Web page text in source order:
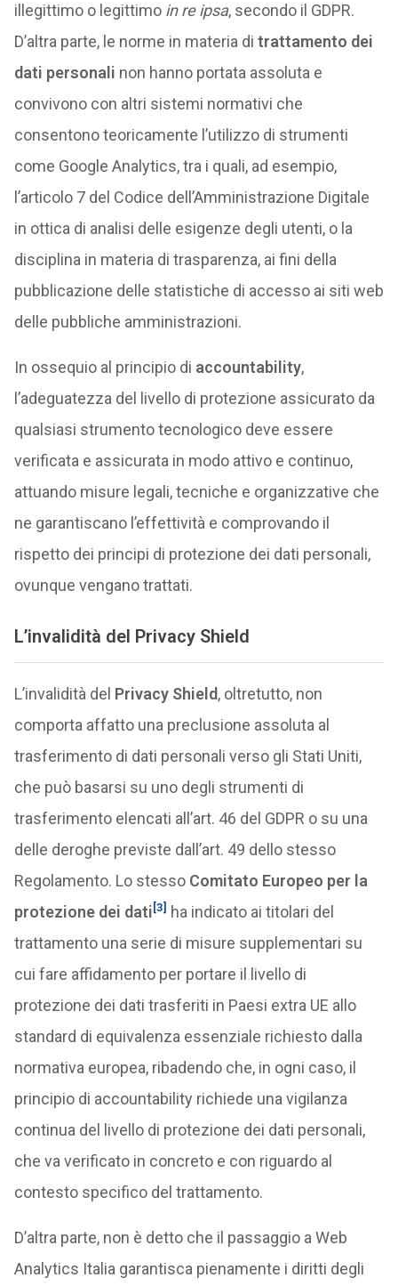
illegittimo o legittimo in re ipsa, secondo il GDPR.
D’altra parte, le norme in materia di trattamento dei
dati personali non hanno portata assoluta e
convivono con altri sistemi normativi che
consentono teoricamente l’utilizzo di strumenti
come Google Analytics, tra i quali, ad esempio,
l’articolo 7 del Codice dell’Amministrazione Digitale
in ottica di analisi delle esigenze degli utenti, o la
disciplina in materia di trasparenza, ai fini della
pubblicazione delle statistiche di accesso ai siti web
delle pubbliche amministrazioni.
In ossequio al principio di accountability,
l’adeguatezza del livello di protezione assicurato da
qualsiasi strumento tecnologico deve essere
verificata e assicurata in modo attivo e continuo,
attuando misure legali, tecniche e organizzative che
ne garantiscano l’effettività e comprovando il
rispetto dei principi di protezione dei dati personali,
ovunque vengano trattati.
L’invalidità del Privacy Shield
L’invalidità del Privacy Shield, oltretutto, non
comporta affatto una preclusione assoluta al
trasferimento di dati personali verso gli Stati Uniti,
che può basarsi su uno degli strumenti di
trasferimento elencati all’art. 46 del GDPR o su una
delle deroghe previste dall’art. 49 dello stesso
Regolamento. Lo stesso Comitato Europeo per la
protezione dei dati[3] ha indicato ai titolari del
trattamento una serie di misure supplementari su
cui fare affidamento per portare il livello di
protezione dei dati trasferiti in Paesi extra UE allo
standard di equivalenza essenziale richiesto dalla
normativa europea, ribadendo che, in ogni caso, il
principio di accountability richiede una vigilanza
continua del livello di protezione dei dati personali,
che va verificato in concreto e con riguardo al
contesto specifico del trattamento.
D’altra parte, non è detto che il passaggio a Web
Analytics Italia garantisca pienamente i diritti degli